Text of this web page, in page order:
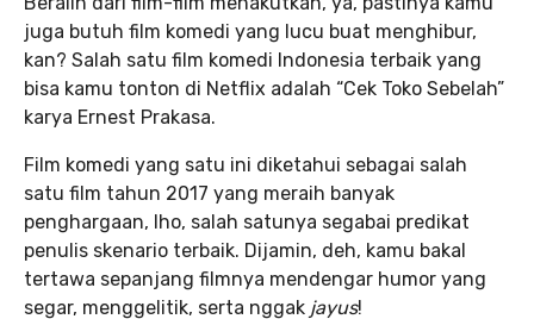
juga butuh film komedi yang lucu buat menghibur,
kan? Salah satu film komedi Indonesia terbaik yang
bisa kamu tonton di Netflix adalah “Cek Toko Sebelah”
karya Ernest Prakasa.
Film komedi yang satu ini diketahui sebagai salah
satu film tahun 2017 yang meraih banyak
penghargaan, lho, salah satunya segabai predikat
penulis skenario terbaik. Dijamin, deh, kamu bakal
tertawa sepanjang filmnya mendengar humor yang
segar, menggelitik, serta nggak jayus!